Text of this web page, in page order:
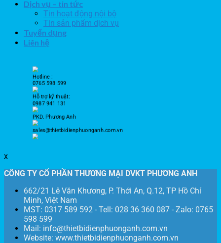
Dịch vụ – tin tức
Tin hoạt động nội bộ
Tin sản phẩm dịch vụ
Tuyển dụng
Liên hệ
Hotline :
0765 598 599
Hỗ trợ kỹ thuật:
0987 941 131
PKD. Phương Anh
sales@thietbidienphuonganh.com.vn
x
CÔNG TY CỔ PHẦN THƯƠNG MẠI DVKT PHƯƠNG ANH
662/21 Lê Văn Khương, P. Thới An, Q.12, TP Hồ Chí
Minh, Việt Nam
MST: 0317 589 592 - Tell: 028 36 360 087 - Zalo: 0765
598 599
Mail: info@thietbidienphuonganh.com.vn
Website: www.thietbidienphuonganh.com.vn